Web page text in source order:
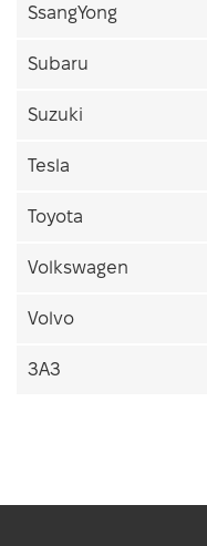
SsangYong
Subaru
Suzuki
Tesla
Toyota
Volkswagen
Volvo
ЗАЗ